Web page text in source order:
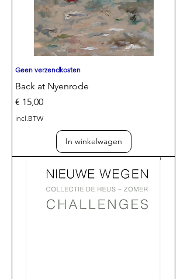
Geen verzendkosten
Back at Nyenrode
Prijs
€ 15,00
incl.BTW
In winkelwagen